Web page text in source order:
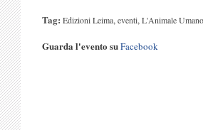
Tag: Edizioni Leima,eventi,L'Animale Umano
Guarda l'evento suFacebook